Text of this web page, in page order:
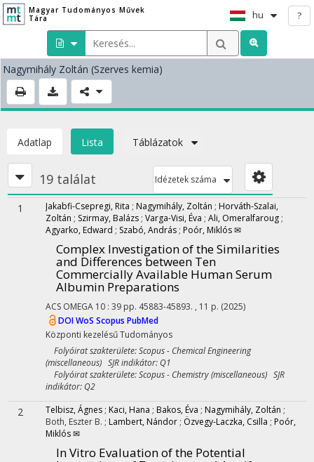
Magyar Tudományos Művek
Tára
hu ?
Nagymihály Zoltán (Szerves kemia)
Adatlap Lista Táblázatok
19 találat Idézetek száma
1 Jakabfi-Csepregi, Rita ; Nagymihály, Zoltán ; Horváth-Szalai,
Zoltán ; Szirmay, Balázs ; Varga-Visi, Éva ; Ali, Omeralfaroug ;
Agyarko, Edward ; Szabó, András ; Poór, Miklós ✉
Complex Investigation of the Similarities
and Differences between Ten
Commercially Available Human Serum
Albumin Preparations
ACS OMEGA 10 : 39 pp. 45883-45893. , 11 p. (2025)
DOIWoS Scopus PubMed
Központi kezelésűTudományos
Folyóirat szakterülete: Scopus - Chemical Engineering
(miscellaneous) SJR indikátor: Q1
Folyóirat szakterülete: Scopus - Chemistry (miscellaneous) SJR
indikátor: Q2
2 Telbisz, Ágnes ; Kaci, Hana ; Bakos, Éva ; Nagymihály, Zoltán ;
Both, Eszter B. ; Lambert, Nándor ; Özvegy-Laczka, Csilla ; Poór,
Miklós ✉
In Vitro Evaluation of the Potential